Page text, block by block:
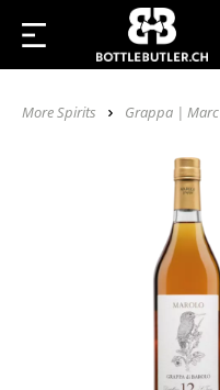
More Spirits Grappa | Marc